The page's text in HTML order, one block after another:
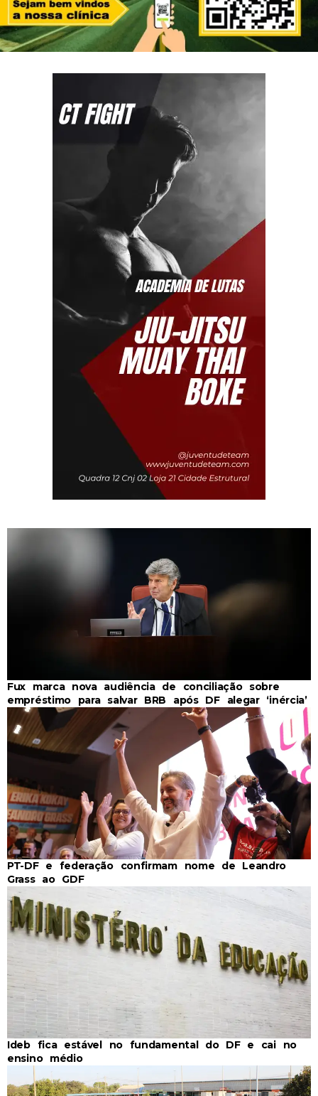
Fux marca nova audiência de conciliação sobre
empréstimo para salvar BRB após DF alegar ‘inércia’
PT-DF e federação confirmam nome de Leandro
Grass ao GDF
Ideb fica estável no fundamental do DF e cai no
ensino médio